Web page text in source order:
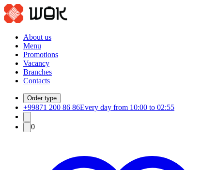
About us
Menu
Promotions
Vacancy
Branches
Contacts
Order type
+99871 200 86 86Every day from 10:00 to 02:55
0